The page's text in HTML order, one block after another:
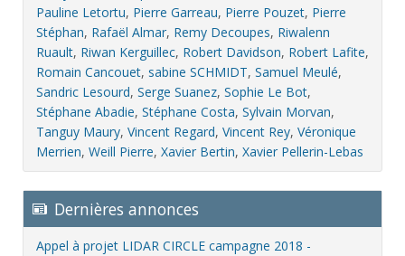
Pauline Letortu, Pierre Garreau, Pierre Pouzet, Pierre
Stéphan, Rafaël Almar, Remy Decoupes, Riwalenn
Ruault, Riwan Kerguillec, Robert Davidson, Robert Lafite,
Romain Cancouet, sabine SCHMIDT, Samuel Meulé,
Sandric Lesourd, Serge Suanez, Sophie Le Bot,
Stéphane Abadie, Stéphane Costa, Sylvain Morvan,
Tanguy Maury, Vincent Regard, Vincent Rey, Véronique
Merrien, Weill Pierre, Xavier Bertin, Xavier Pellerin-Lebas
Dernières annonces
Appel à projet LIDAR CIRCLE campagne 2018 -